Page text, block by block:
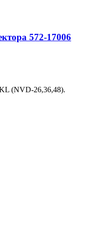
572-17006
(NVD-26,36,48).